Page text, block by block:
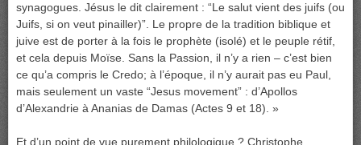
synagogues. Jésus le dit clairement : “Le salut vient des juifs (ou
Juifs, si on veut pinailler)”. Le propre de la tradition biblique et
juive est de porter à la fois le prophète (isolé) et le peuple rétif,
et cela depuis Moïse. Sans la Passion, il n’y a rien – c’est bien
ce qu’a compris le Credo; à l’époque, il n’y aurait pas eu Paul,
mais seulement un vaste “Jesus movement” : d’Apollos
d’Alexandrie à Ananias de Damas (Actes 9 et 18). »
Et d’un point de vue purement philologique ? Christophe